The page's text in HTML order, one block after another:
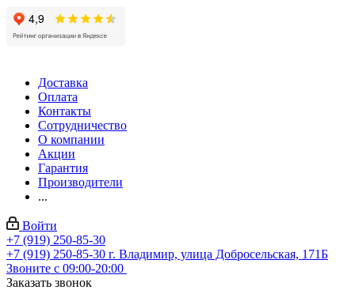
Доставка
Оплата
Контакты
Сотрудничество
О компании
Акции
Гарантия
Производители
...
Войти
+7 (919) 250-85-30
+7 (919) 250-85-30 г. Владимир, улица Добросельская, 171Б
Звоните с 09:00-20:00
Заказать звонок